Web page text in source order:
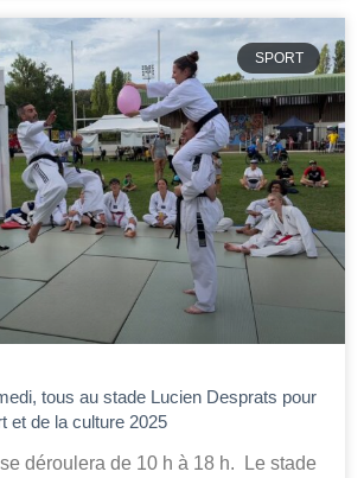
SPORT
tous au stade Lucien Desprats pour
et de la culture 2025
se déroulera de 10 h à 18 h. Le stade